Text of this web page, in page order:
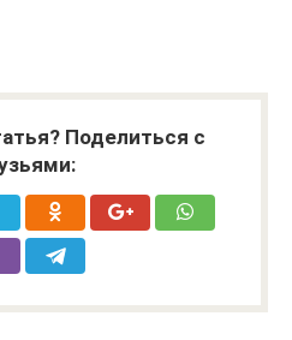
Поделиться с